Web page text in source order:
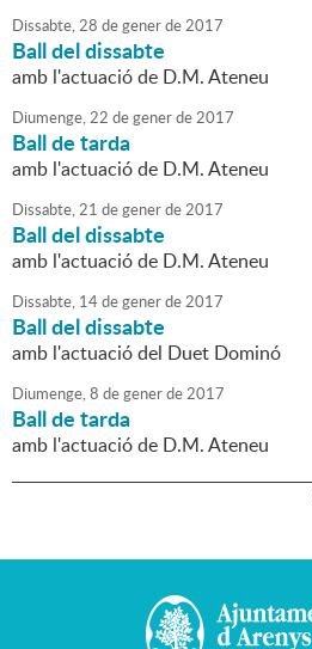
Dissabte,28 degenerde2017
Ball del dissabte
amb l'actuació de D.M. Ateneu
Diumenge,22 degenerde2017
Ball de tarda
amb l'actuació de D.M. Ateneu
Dissabte,21 degenerde2017
Ball del dissabte
amb l'actuació de D.M. Ateneu
Dissabte, 14degenerde2017
Ball del dissabte
amb l'actuació del Duet Dominó
Diumenge,8 degenerde2017
Ball de tarda
amb l'actuació de D.M. Ateneu